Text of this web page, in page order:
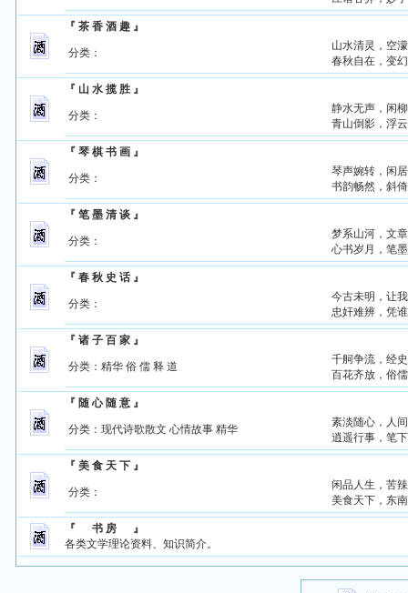
『 茶 香 酒 趣 』
分类：
山水清灵，空
春秋自在，变
『 山 水 揽 胜 』
分类：
静水无声，闲
青山倒影，浮
『 琴 棋 书 画 』
分类：
琴声婉转，闲
书韵畅然，斜
『 笔 墨 清 谈 』
分类：
梦系山河，文
心书岁月，笔
『 春 秋 史 话 』
分类：
今古未明，让
忠奸难辨，凭
『 诸 子 百 家 』
分类：精华 俗 儒 释 道
千舸争流，经
百花齐放，俗
『 随 心 随 意 』
分类：现代诗歌散文 心情故事 精华
素淡随心，人
逍遥行事，笔
『 美 食 天 下 』
分类：
闲品人生，苦
美食天下，东
『 书 房 』
各类文学理论资料、知识简介。